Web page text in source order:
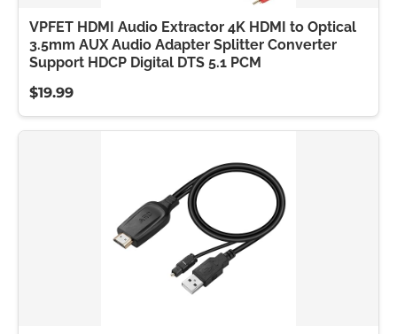
VPFET HDMI Audio Extractor 4K HDMI to Optical
3.5mm AUX Audio Adapter Splitter Converter
Support HDCP Digital DTS 5.1 PCM
$19.99